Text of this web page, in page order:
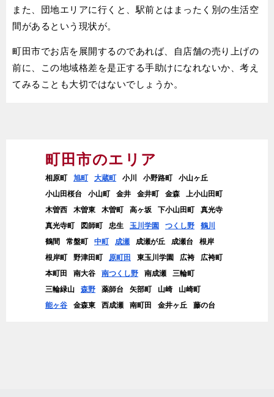
また、団地エリアに行くと、駅前とはまったく別の生活空
間があるという現状が。
町田市でお店を展開するのであれば、自店舗の売り上げの
前に、この地域格差を是正する手助けになれないか、考え
てみることも大切ではないでしょうか。
町田市のエリア
相原町 旭町 大蔵町 小川 小野路町 小山ヶ丘
小山田桜台 小山町 金井 金井町 金森 上小山田町
木曽西 木曽東 木曽町 高ヶ坂 下小山田町 真光寺
真光寺町
図師町 忠生 玉川学園 つくし野 鶴川
鶴間 常盤町 中町 成瀬 成瀬が丘 成瀬台 根岸
根岸町 野津田町 原町田 東玉川学園 広袴
広袴町
本町田
南大谷 南つくし野 南成瀬 三輪町
三輪緑山 森野 薬師台 矢部町 山崎
山崎町
能ヶ谷 金森東 西成瀬 南町田 金井ヶ丘 藤の台